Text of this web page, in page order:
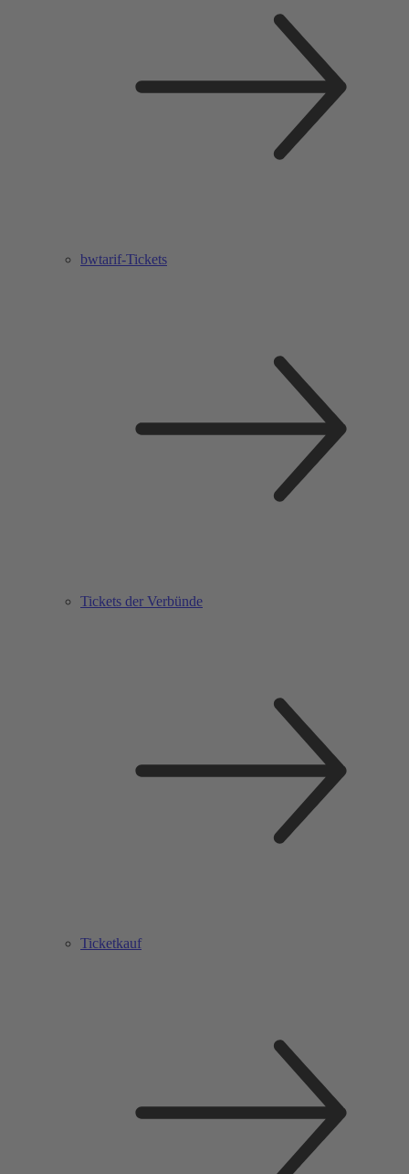
bwtarif-Tickets
Tickets der Verbünde
Ticketkauf